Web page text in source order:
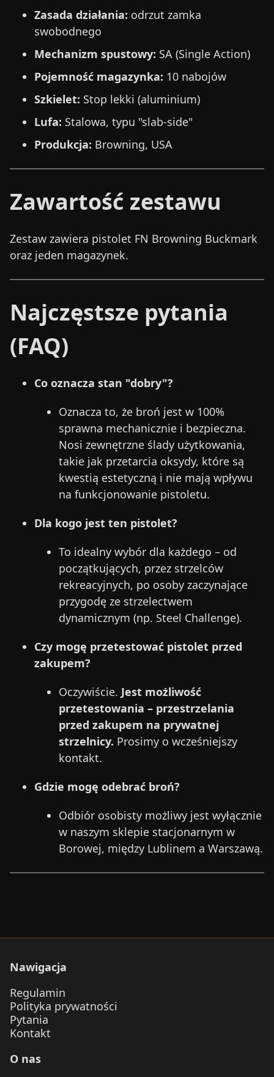
Zasada działania: odrzut zamka
swobodnego
Mechanizm spustowy: SA (Single Action)
Pojemność magazynka: 10 nabojów
Szkielet: Stop lekki (aluminium)
Lufa: Stalowa, typu "slab-side"
Produkcja: Browning, USA
Zawartość zestawu
Zestaw zawiera pistolet FN Browning Buckmark
oraz jeden magazynek.
Najczęstsze pytania
(FAQ)
Co oznacza stan "dobry"?
Oznacza to, że broń jest w 100%
sprawna mechanicznie i bezpieczna.
Nosi zewnętrzne ślady użytkowania,
takie jak przetarcia oksydy, które są
kwestią estetyczną i nie mają wpływu
na funkcjonowanie pistoletu.
Dla kogo jest ten pistolet?
To idealny wybór dla każdego – od
początkujących, przez strzelców
rekreacyjnych, po osoby zaczynające
przygodę ze strzelectwem
dynamicznym (np. Steel Challenge).
Czy mogę przetestować pistolet przed
zakupem?
Oczywiście. Jest możliwość
przetestowania – przestrzelania
przed zakupem na prywatnej
strzelnicy. Prosimy o wcześniejszy
kontakt.
Gdzie mogę odebrać broń?
Odbiór osobisty możliwy jest wyłącznie
w naszym sklepie stacjonarnym w
Borowej, między Lublinem a Warszawą.
Nawigacja
Regulamin
Polityka prywatności
Pytania
Kontakt
O nas